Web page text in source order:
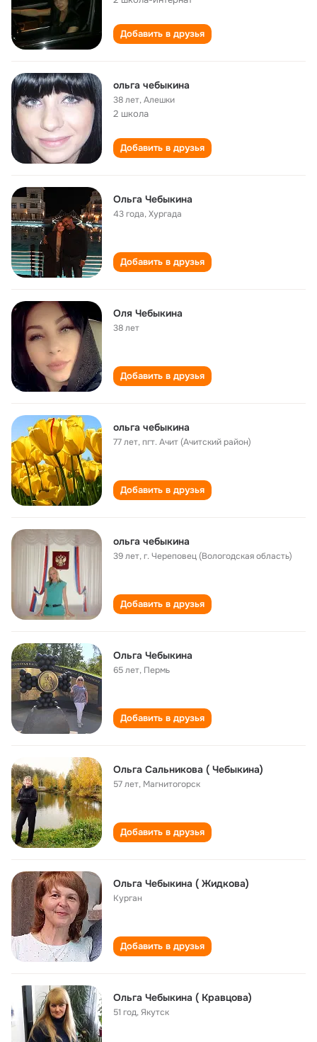
Добавить в друзья
ольга чебыкина
38 лет,Алешки
2 школа
Добавить в друзья
Ольга Чебыкина
43 года,Хургада
Добавить в друзья
Оля Чебыкина
38 лет
Добавить в друзья
ольга чебыкина
77 лет,пгт. Ачит (Ачитский район)
Добавить в друзья
ольга чебыкина
39 лет,г. Череповец (Вологодская область)
Добавить в друзья
Ольга Чебыкина
65 лет, Пермь
Добавить в друзья
Ольга Сальникова ( Чебыкина)
57 лет, Магнитогорск
Добавить в друзья
Ольга Чебыкина ( Жидкова)
Курган
Добавить в друзья
Ольга Чебыкина ( Кравцова)
51 год,Якутск